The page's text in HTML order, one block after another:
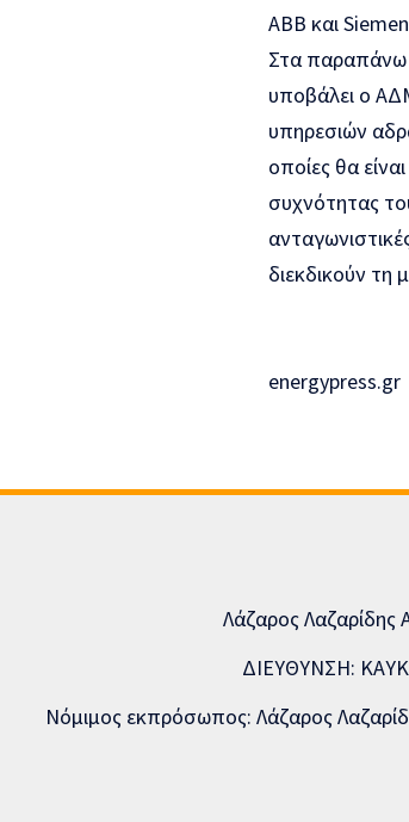
ΑΒΒ και
Στα παραπάνω
υποβάλει ο
υπηρεσιών
οποίες θα
συχνότητας
διεκδικούν τη
energypress.gr
Λάζαρος
ΔΙΕΥΘΥΝΣΗ:
Νόμιμος εκπρόσωπος: Λάζαρος